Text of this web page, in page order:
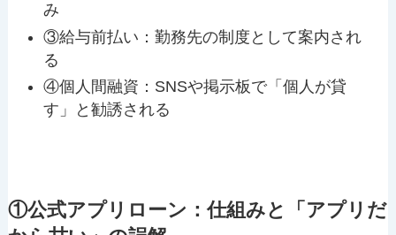
み
③給与前払い：勤務先の制度として案内され
る
④個人間融資：SNSや掲示板で「個人が貸
す」と勧誘される
①公式アプリローン：仕組みと「アプリだ